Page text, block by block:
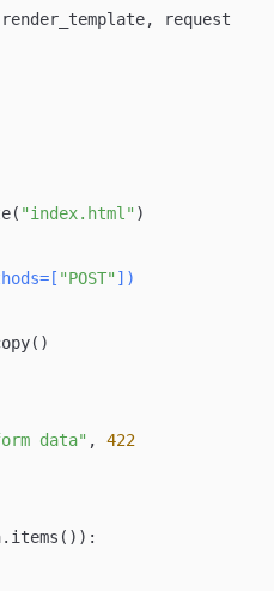
request
"index.html" )
"POST" ] )
data" , 422